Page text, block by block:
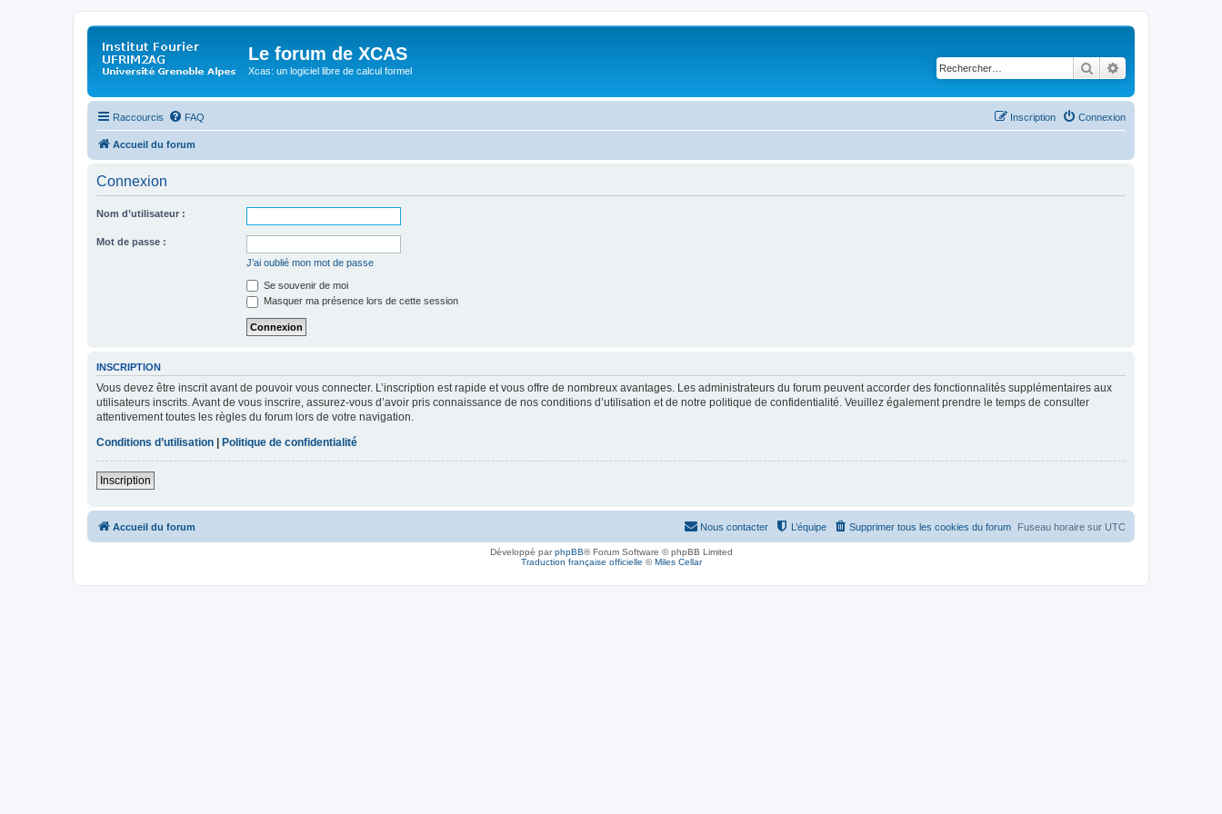
Le forum de XCAS
Xcas: un logiciel libre de calcul formel Rechercher
Raccourcis FAQ Connexion
Inscription
Accueil du forum
Connexion
Nom d’utilisateur :
Mot de passe :
J’ai oublié mon mot de passe
Se souvenir de moi
Masquer ma présence lors de cette session
INSCRIPTION
Vous devez être inscrit avant de pouvoir vous connecter. L’inscription est rapide et vous offre de nombreux avantages. Les administrateurs du forum peuvent accorder des fonctionnalités supplémentaires aux
utilisateurs inscrits. Avant de vous inscrire, assurez-vous d’avoir pris connaissance de nos conditions d’utilisation et de notre politique de confidentialité. Veuillez également prendre le temps de consulter
attentivement toutes les règles du forum lors de votre navigation.
Conditions d’utilisation
Politique de confidentialité
Inscription
Accueil du forum Fuseau horaire sur UTC
Supprimer tous les cookies du forum
L’équipe
Nous contacter
Développé parphpBB® Forum Software © phpBB Limited
Traduction française officielle ©Miles Cellar